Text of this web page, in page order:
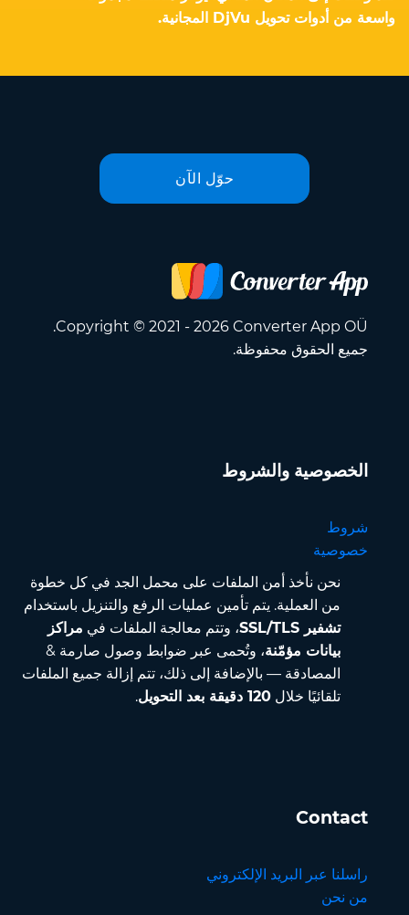
واسعة من أدوات تحويل DjVu المجانية.
حوّل الآن
Copyright © 2021 - 2026 Converter App OÜ.
جميع الحقوق محفوظة.
الخصوصية والشروط
شروط
خصوصية
نحن نأخذ أمن الملفات على محمل الجد في كل خطوة
من العملية. يتم تأمين عمليات الرفع والتنزيل باستخدام
تشفير SSL/TLS
، وتتم معالجة الملفات في مراكز
بيانات مؤمّنة، وتُحمى عبر ضوابط وصول صارمة &
المصادقة — بالإضافة إلى ذلك، تتم إزالة جميع الملفات
تلقائيًا خلال 120 دقيقة بعد التحويل .
Contact
راسلنا عبر البريد الإلكتروني
من نحن